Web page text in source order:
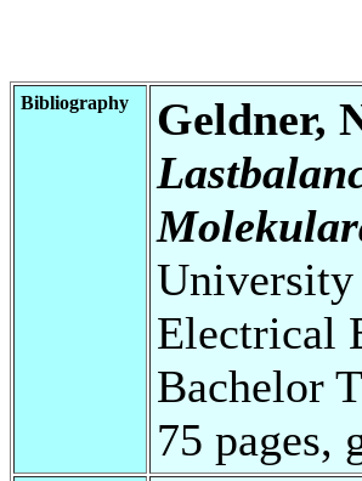
Bibliography Geldner,
University
Electrical
Bachelor
75 pages,